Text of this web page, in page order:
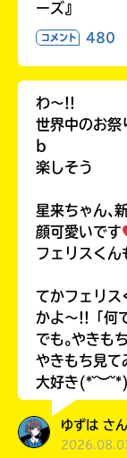
ーズ』
コメント 480
わ〜!!
世界中のお
b
楽しそう
星来ちゃん､
顔可愛いです
フェリスくん
てかフェリ
かよ〜!!「何
でも｡やきも
やきもち見
大好き
ゆずは さ